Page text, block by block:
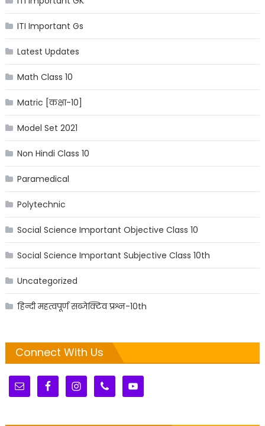
ITI Important Gs
Latest Updates
Math Class 10
Matric [कक्षा-10]
Model Set 2021
Non Hindi Class 10
Paramedical
Polytechnic
Social Science Important Objective Class 10
Social Science Important Subjective Class 10th
Uncategorized
हिन्दी महत्वपूर्ण सब्जेक्टिव प्रश्न-10th
Connect With Us